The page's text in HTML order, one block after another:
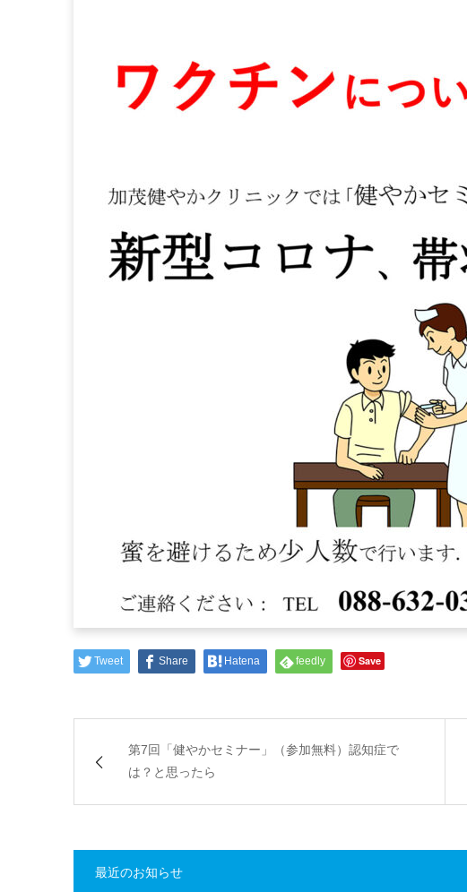
Tweet Share Hatena feedly Save
第7回「健やかセミナー」（参加無料）認知症で
は？と思ったら
最近のお知らせ